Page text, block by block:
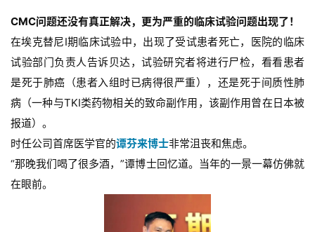
CMC问题还没有真正解决，更为严重的临床试验问题出现了！
在埃克替尼I期临床试验中，出现了受试患者死亡，医院的临床
试验部门负责人告诉贝达，试验研究者将进行尸检，看看患者
是死于肺癌（患者入组时已病得很严重），还是死于间质性肺
病（一种与TKI类药物相关的致命副作用，该副作用曾在日本被
报道）。
时任公司首席医学官的谭芬来博士非常沮丧和焦虑。
“那晚我们喝了很多酒，”谭博士回忆道。当年的一景一幕仿佛就
在眼前。